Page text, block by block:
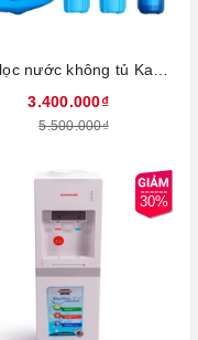
3.400.000₫
5.500.000₫
30%